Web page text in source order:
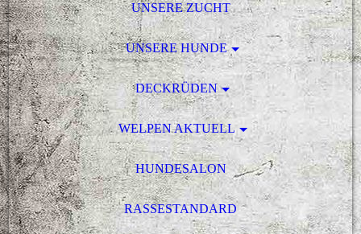
UNSERE ZUCHT
UNSERE HUNDE
DECKRÜDEN
WELPEN AKTUELL
HUNDESALON
RASSESTANDARD